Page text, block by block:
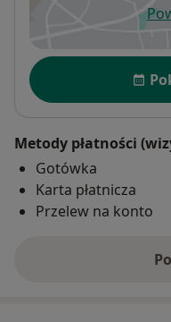
Dostępność
Metody płatności
Gotówka
Karta płatnicza
Przelew na konto